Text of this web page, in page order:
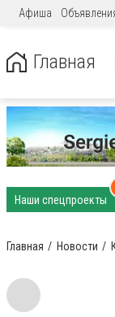
Афиша
Главная
Наши спецпроекты
Главная Новости